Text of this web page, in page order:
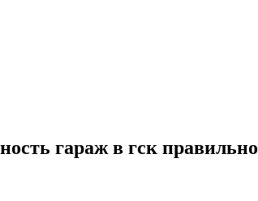
гараж в гск правильно